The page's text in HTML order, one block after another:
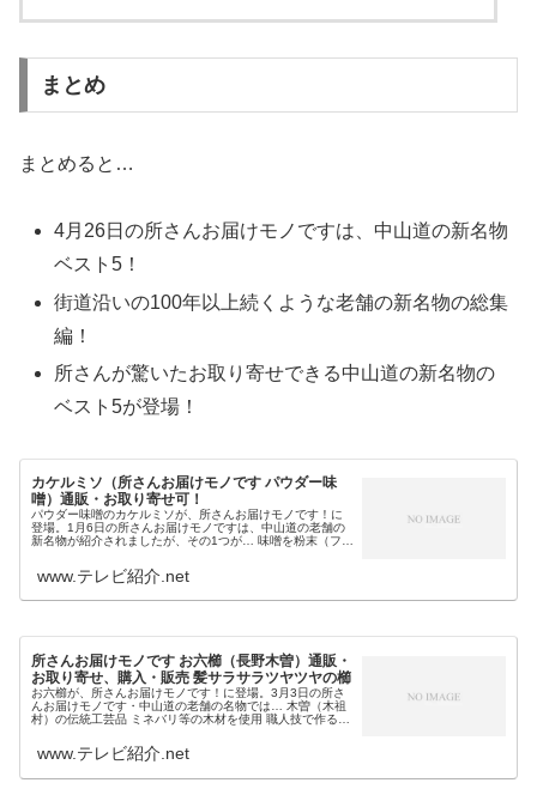
まとめ
まとめると…
4月26日の所さんお届けモノですは、中山道の新名物
ベスト5！
街道沿いの100年以上続くような老舗の新名物の総集
編！
所さんが驚いたお取り寄せできる中山道の新名物の
ベスト5が登場！
カケルミソ（所さんお届けモノです パウダー味
噌）通販・お取り寄せ可！
パウダー味噌のカケルミソが、所さんお届けモノです！に
登場。1月6日の所さんお届けモノですは、中山道の老舗の
新名物が紹介されましたが、その1つが… 味噌を粉末（フリ
舗）の信州味噌を使用 ...
www.テレビ紹介.net
所さんお届けモノです お六櫛（長野木曽）通販・
お取り寄せ、購入・販売 髪サラサラツヤツヤの櫛
お六櫛が、所さんお届けモノです！に登場。3月3日の所さ
んお届けモノです・中山道の老舗の名物では… 木曽（木祖
村）の伝統工芸品 ミネバリ等の木材を使用 職人技で作る極
に!?」と紹介のお六櫛も...
www.テレビ紹介.net